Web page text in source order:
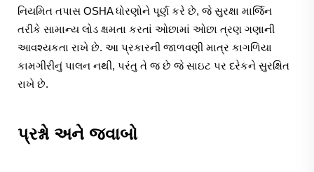
નિયમિત તપાસ OSHA ધોરણોને પૂર્ણ કરે છે, જે સુરક્ષા માર્જિન
તરીકે સામાન્ય લોડ ક્ષમતા કરતાં ઓછામાં ઓછા ત્રણ ગણાની
આવશ્યકતા રાખે છે. આ પ્રકારની જાળવણી માત્ર કાગળિયા
કામગીરીનું પાલન નથી, પરંતુ તે જ છે જે સાઇટ પર દરેકને સુરક્ષિત
રાખે છે.
પ્રશ્નો અને જવાબો